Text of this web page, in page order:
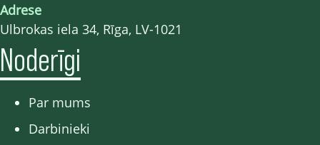
Adrese
Ulbrokas iela 34, Rīga, LV-1021
Noderīgi
Par mums
Darbinieki